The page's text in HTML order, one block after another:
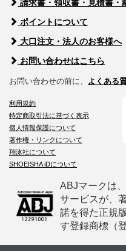
請求書・領収書・見積書・
ポイントについて
大口注文・法人のお客様へ
お問い合わせはこちら
お問い合わせの前に、 よくある
利用規約
特定商取引法に基づく表示
個人情報保護について
著作権・リンクについて
翔泳社について
SHOEISHA iDについて
ABJマークは
サービスが、
諾を得た正規
す登録商標（